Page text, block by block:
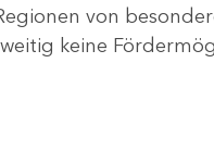
von
keine